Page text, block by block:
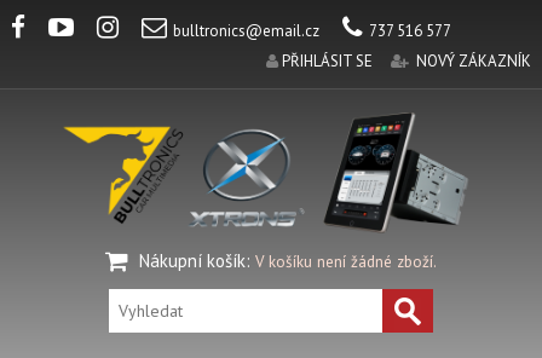
bulltronics@email.cz
737 516 577
PŘIHLÁSIT SE
NOVÝ ZÁKAZNÍK
Nákupní košík: V košíku není žádné zboží.